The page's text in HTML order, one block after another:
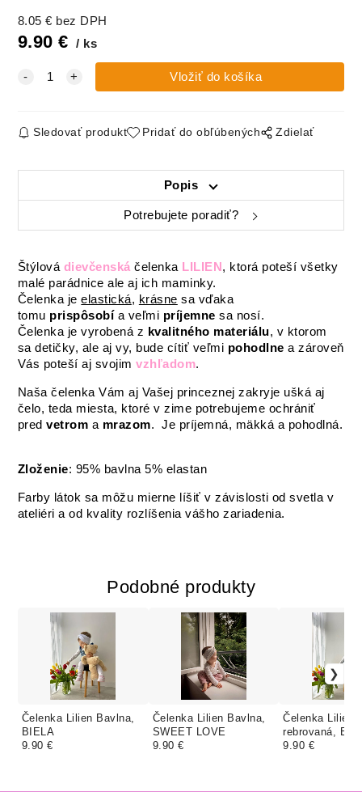
Čelenka Lilien
Bavlna, SWEET
LOVE
Čelenka Lilien
Madeira, BIELA
8.05 € bez DPH
9.90 € ks
Sledovať produkt Pridať do obľúbených Zdielať
Popis
Potrebujete poradiť?
Štýlová dievčenskáčelenka LILIEN , ktorá poteší všetky
malé parádnice ale aj ich maminky.
Čelenka jeelastická, krásne sa vďaka
tomu prispôsobí a veľmi príjemne sa nosí.
Čelenka je vyrobená z kvalitného materiálu, v ktorom
sa detičky, ale aj vy, bude cítiť veľmi pohodlne a zároveň
Vás poteší aj svojimvzhľadom.
Naša čelenka Vám aj Vašej princeznej zakryje ušká aj
čelo, teda miesta, ktoré v zime potrebujeme ochrániť
predvetrom a mrazom. Je príjemná, mäkká a pohodlná.
Zloženie: 95% bavlna 5% elastan
Farby látok sa môžu mierne líšiť v závislosti od svetla v
ateliéri a od kvality rozlíšenia vášho zariadenia.
Podobné produkty
Čelenka Lilien Bavlna,
BIELA
9.90 €
Čelenka Lilien Bavlna,
SWEET LOVE
9.90 €
Čelenka Lilien
rebrovaná,
9.90 €